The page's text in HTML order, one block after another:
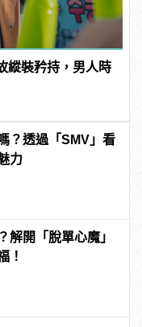
縱裝矜持，男人時
？透過「SMV」看
力
解開「脫單心魔」
！